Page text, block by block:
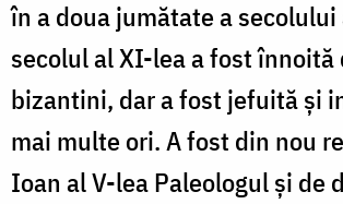
în a doua jumătate a
secolul al XI-lea a fost
bizantini, dar a fost jefuită și
mai multe ori. A fost din nou
Ioan al V-lea Paleologul și de